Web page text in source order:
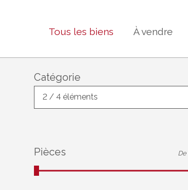
Tous les biens À vendre
Catégorie
2 / 4 éléments
Pièces De